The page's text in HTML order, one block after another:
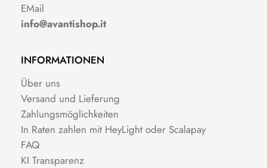
EMail
info@avantishop.it
INFORMATIONEN
Über uns
Versand und Lieferung
Zahlungsmöglichkeiten
In Raten zahlen mit HeyLight oder Scalapay
FAQ
KI Transparenz